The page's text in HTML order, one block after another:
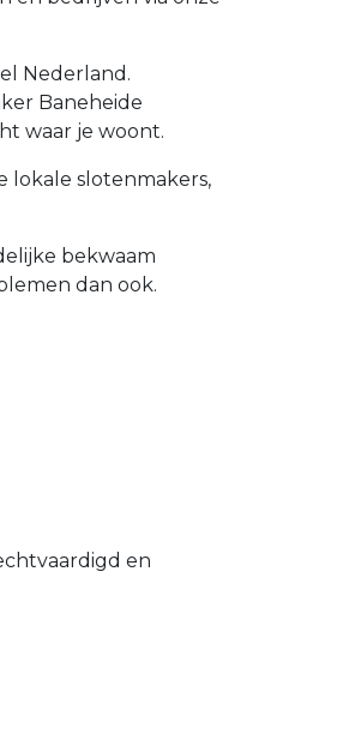
Nederland.
Baneheide
waar je woont.
lokale slotenmakers,
bekwaam
dan ook.
en